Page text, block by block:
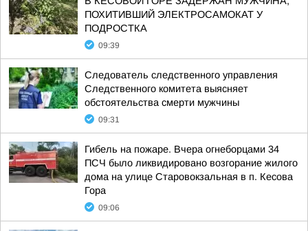
ПОХИТИВШИЙ ЭЛЕКТРОСАМОКАТ У
ПОДРОСТКА
09:39
Следователь следственного управления
Следственного комитета выясняет
обстоятельства смерти мужчины
09:31
Гибель на пожаре. Вчера огнеборцами 34
ПСЧ было ликвидировано возгорание жилого
дома на улице Старовокзальная в п. Кесова
Гора
09:06